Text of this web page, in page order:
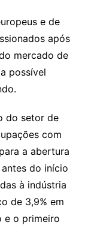
e de
após
mercado de
possível
do setor de
com
a abertura
do início
à indústria
de 3,9% em
e o primeiro